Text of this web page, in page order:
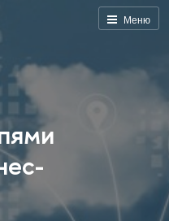
Меню